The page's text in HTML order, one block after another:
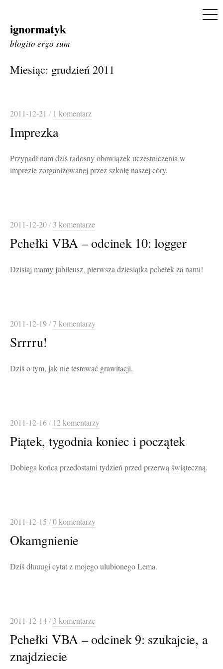
Skip
to
ignormatyk
blogito ergo sum
Miesiąc: grudzień 2011
2011-12-21 / 1 komentarz
Imprezka
Przypadł nam dziś radosny obowiązek uczestniczenia w
imprezie zorganizowanej przez szkołę naszej córy.
2011-12-20/ 3 komentarze
Pchełki VBA – odcinek 10: logger
Dzisiaj mamy jubileusz, pierwsza dziesiątka pchełek za nami!
2011-12-19/7 komentarzy
Srrrru!
Dziś o tym, jak nie testować grawitacji.
2011-12-16/ 12 komentarzy
Piątek, tygodnia koniec i początek
Dobiega końca przedostatni tydzień przed przerwą świąteczną.
2011-12-15 /0 komentarzy
Okamgnienie
Dziś dłuuugi cytat z mojego ulubionego Lema.
2011-12-14/ 3 komentarze
Pchełki VBA – odcinek 9: szukajcie, a
znajdziecie